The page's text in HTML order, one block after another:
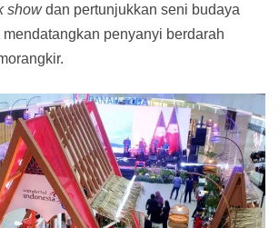
showdan pertunjukkan seni budaya
mendatangkan penyanyi berdarah